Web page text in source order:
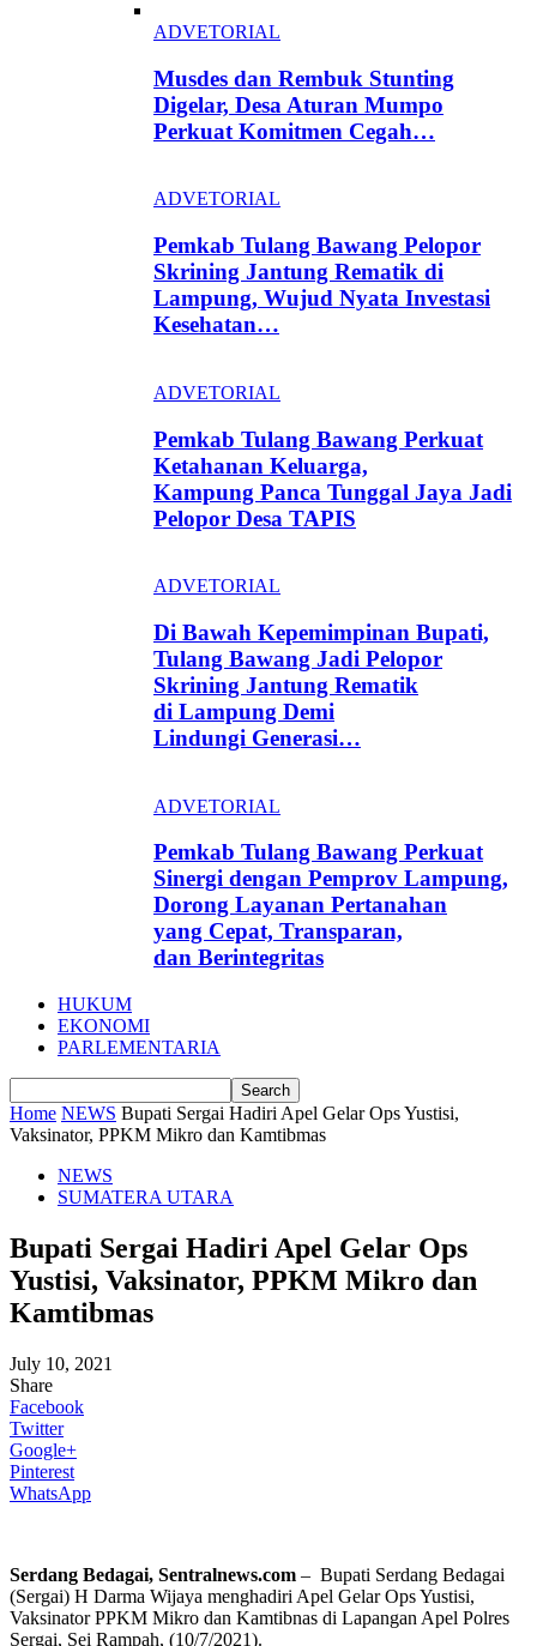
ADVETORIAL
Musdes dan Rembuk Stunting
Digelar, Desa Aturan Mumpo
Perkuat Komitmen Cegah…
ADVETORIAL
Pemkab Tulang Bawang Pelopor
Skrining Jantung Rematik di
Lampung, Wujud Nyata Investasi
Kesehatan…
ADVETORIAL
Pemkab Tulang Bawang Perkuat
Ketahanan Keluarga,
Kampung Panca Tunggal Jaya Jadi
Pelopor Desa TAPIS
ADVETORIAL
Di Bawah Kepemimpinan Bupati,
Tulang Bawang Jadi Pelopor
Skrining Jantung Rematik
di Lampung Demi
Lindungi Generasi…
ADVETORIAL
Pemkab Tulang Bawang Perkuat
Sinergi dengan Pemprov Lampung,
Dorong Layanan Pertanahan
yang Cepat, Transparan,
dan Berintegritas
HUKUM
EKONOMI
PARLEMENTARIA
Home NEWS Bupati Sergai Hadiri Apel Gelar Ops Yustisi,
Vaksinator, PPKM Mikro dan Kamtibmas
NEWS
SUMATERA UTARA
Bupati Sergai Hadiri Apel Gelar Ops
Yustisi, Vaksinator, PPKM Mikro dan
Kamtibmas
July 10, 2021
Share
Facebook
Twitter
Google+
Pinterest
WhatsApp
Serdang Bedagai, Sentralnews.com – Bupati Serdang Bedagai
(Sergai) H Darma Wijaya menghadiri Apel Gelar Ops Yustisi,
Vaksinator PPKM Mikro dan Kamtibnas di Lapangan Apel Polres
Sergai, Sei Rampah, (10/7/2021).